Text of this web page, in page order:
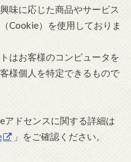
味に応じた商品やサービス
Cookie）を使用しておりま
はお客様のコンピュータを
様個人を特定できるもので
ドセンスに関する詳細は
」をご確認ください。